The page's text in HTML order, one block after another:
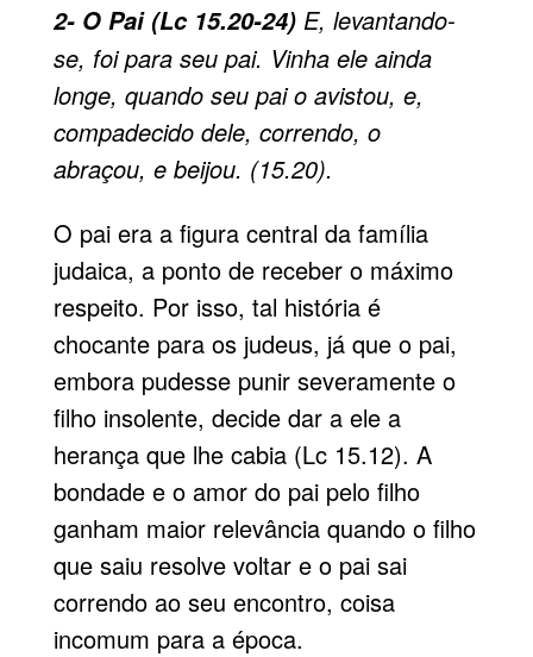
2- O Pai (Lc 15.20-24)E, levantando-
se, foi para seu pai. Vinha ele ainda
longe, quando seu pai o avistou, e,
compadecido dele, correndo, o
abraçou, e beijou. (15.20).
O pai era a figura central da família
judaica, a ponto de receber o máximo
respeito. Por isso, tal história é
chocante para os judeus, já que o pai,
embora pudesse punir severamente o
filho insolente, decide dar a ele a
herança que lhe cabia (Lc 15.12). A
bondade e o amor do pai pelo filho
ganham maior relevância quando o filho
que saiu resolve voltar e o pai sai
correndo ao seu encontro, coisa
incomum para a época.